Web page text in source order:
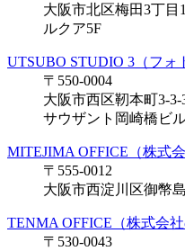
大阪市北区梅田3丁目
ルクア5F
UTSUBO STUDIO 3（フォ
〒550-0004
大阪市西区靭本町3-3-
サウザント岡崎橋ビ
MITEJIMA OFFICE（株式
〒555-0012
大阪市西淀川区御幣
TENMA OFFICE（株式会社
〒530-0043